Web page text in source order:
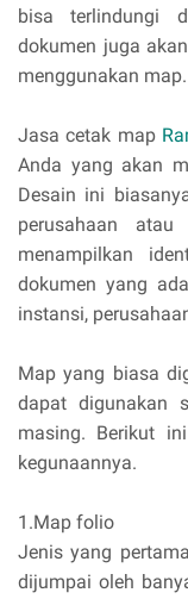
bisa terlindungi
dokumen juga
menggunakan map.
Jasa cetak map
Anda yang akan
Desain ini
perusahaan
menampilkan
dokumen yang
instansi,
Map yang biasa
dapat digunakan
masing. Berikut
kegunaannya.
1.Map folio
Jenis yang
dijumpai oleh